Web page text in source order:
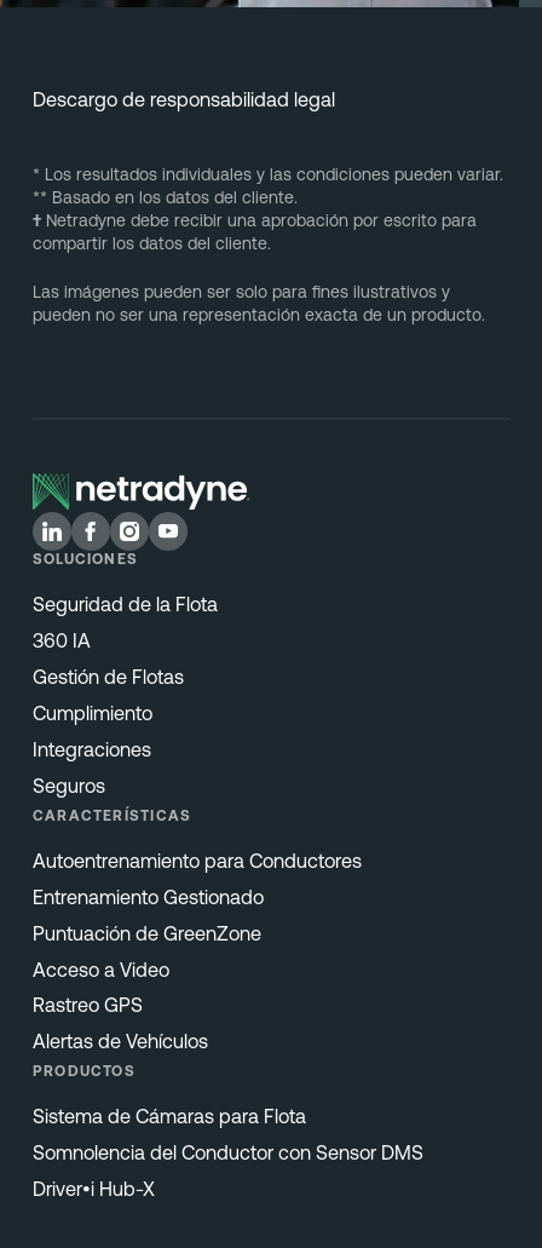
Descargo de responsabilidad legal
* Los resultados individuales y las condiciones pueden variar.
** Basado en los datos del cliente.
†Netradyne debe recibir una aprobación por escrito para
compartir los datos del cliente.
Las imágenes pueden ser solo para fines ilustrativos y
pueden no ser una representación exacta de un producto.
SOLUCIONES
Seguridad de la Flota
360 IA
Gestión de Flotas
Cumplimiento
Integraciones
Seguros
CARACTERÍSTICAS
Autoentrenamiento para Conductores
Entrenamiento Gestionado
Puntuación de GreenZone
Acceso a Video
Rastreo GPS
Alertas de Vehículos
PRODUCTOS
Sistema de Cámaras para Flota
Somnolencia del Conductor con Sensor DMS
Driver•i Hub-X